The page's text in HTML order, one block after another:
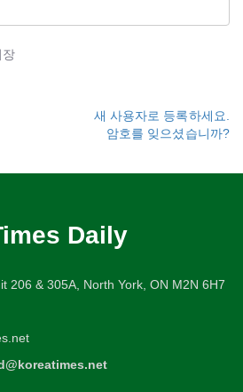
장
새 사용자로 등록하세요.
암호를 잊으셨습니까?
Daily
206 & 305A, North York, ON M2N 6H7